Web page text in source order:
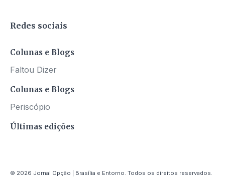
Redes sociais
Colunas e Blogs
Faltou Dizer
Colunas e Blogs
Periscópio
Últimas edições
© 2026 Jornal Opção | Brasília e Entorno. Todos os direitos reservados.